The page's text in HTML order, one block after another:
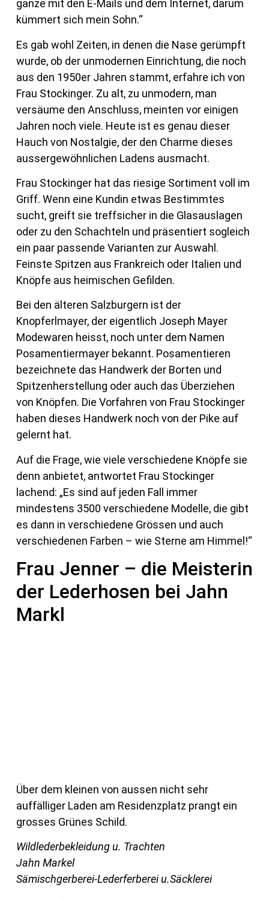
ganze mit den E-Mails und dem Internet, darum
kümmert sich mein Sohn.“
Es gab wohl Zeiten, in denen die Nase gerümpft
wurde, ob der unmodernen Einrichtung, die noch
aus den 1950er Jahren stammt, erfahre ich von
Frau Stockinger. Zu alt, zu unmodern, man
versäume den Anschluss, meinten vor einigen
Jahren noch viele. Heute ist es genau dieser
Hauch von Nostalgie, der den Charme dieses
aussergewöhnlichen Ladens ausmacht.
Frau Stockinger hat das riesige Sortiment voll im
Griff. Wenn eine Kundin etwas Bestimmtes
sucht, greift sie treffsicher in die Glasauslagen
oder zu den Schachteln und präsentiert sogleich
ein paar passende Varianten zur Auswahl.
Feinste Spitzen aus Frankreich oder Italien und
Knöpfe aus heimischen Gefilden.
Bei den älteren Salzburgern ist der
Knopferlmayer, der eigentlich Joseph Mayer
Modewaren heisst, noch unter dem Namen
Posamentiermayer bekannt. Posamentieren
bezeichnete das Handwerk der Borten und
Spitzenherstellung oder auch das Überziehen
von Knöpfen. Die Vorfahren von Frau Stockinger
haben dieses Handwerk noch von der Pike auf
gelernt hat.
Auf die Frage, wie viele verschiedene Knöpfe sie
denn anbietet, antwortet Frau Stockinger
lachend: „Es sind auf jeden Fall immer
mindestens 3500 verschiedene Modelle, die gibt
es dann in verschiedene Grössen und auch
verschiedenen Farben – wie Sterne am Himmel!“
Frau Jenner – die Meisterin
der Lederhosen bei Jahn
Markl
Über dem kleinen von aussen nicht sehr
auffälliger Laden am Residenzplatz prangt ein
grosses Grünes Schild.
Wildlederbekleidung u. Trachten
Jahn Markel
Sämischgerberei-Lederferberei u.Säcklerei